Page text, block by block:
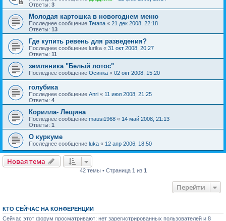
Ответы: 3
Молодая картошка в новогоднем меню
Последнее сообщение Tetana « 21 дек 2008, 22:18
Ответы: 13
Где купить ревень для разведения?
Последнее сообщение lurika « 31 окт 2008, 20:27
Ответы: 11
земляника "Белый лотос"
Последнее сообщение Осинка « 02 окт 2008, 15:20
голубика
Последнее сообщение Anri « 11 июл 2008, 21:25
Ответы: 4
Корилла- Лещина
Последнее сообщение mausi1968 « 14 май 2008, 21:13
Ответы: 1
О куркуме
Последнее сообщение luka « 12 апр 2006, 18:50
Новая тема
42 темы • Страница 1 из 1
Перейти
КТО СЕЙЧАС НА КОНФЕРЕНЦИИ
Сейчас этот форум просматривают: нет зарегистрированных пользователей и 8